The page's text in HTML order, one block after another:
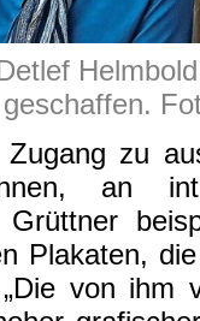
zu
an
Plakaten,
von ihm